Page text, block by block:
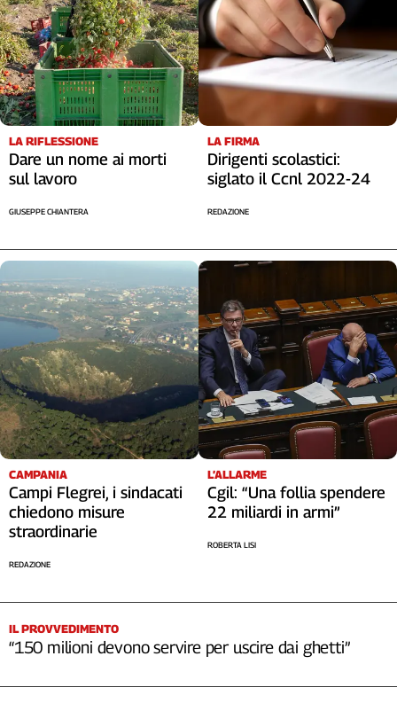
Giulia
Lazio
Liguria
Lombardia
Marche
Piemonte
Puglia
Sardegna
Toscana
Umbria
Valle
D'Aosta
Veneto
Archivio
Storico
1955-
2014
Contatti
redazione
Newsletter
LA RIFLESSIONE
Dare un nome ai morti
sul lavoro
GIUSEPPE CHIANTERA
LA FIRMA
Dirigenti scolastici:
siglato il Ccnl 2022-24
REDAZIONE
CAMPANIA
Campi Flegrei, i sindacati
chiedono misure
straordinarie
REDAZIONE
L’ALLARME
Cgil: “Una follia spendere
22 miliardi in armi”
ROBERTA LISI
IL PROVVEDIMENTO
“150 milioni devono servire per uscire dai ghetti”